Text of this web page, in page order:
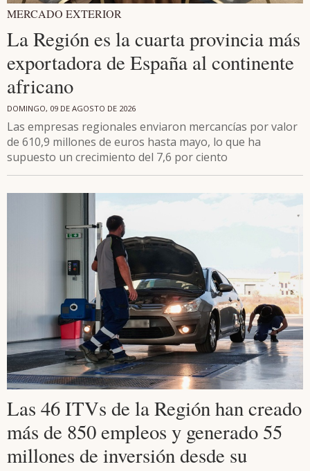
MERCADO EXTERIOR
La Región es la cuarta provincia más
exportadora de España al continente
africano
DOMINGO, 09 DE AGOSTO DE 2026
Las empresas regionales enviaron mercancías por valor
de 610,9 millones de euros hasta mayo, lo que ha
supuesto un crecimiento del 7,6 por ciento
Las 46 ITVs de la Región han creado
más de 850 empleos y generado 55
millones de inversión desde su